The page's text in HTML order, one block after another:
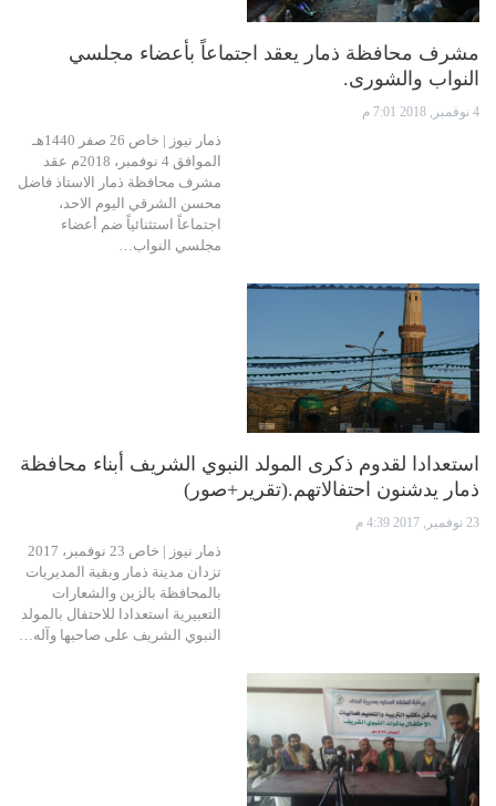
مشرف محافظة ذمار يعقد اجتماعاً بأعضاء مجلسي
النواب والشورى.
4 نوفمبر, 2018 7:01 م
ذمار نيوز | خاص 26 صفر 1440هـ
الموافق 4 نوفمبر، 2018م عقد
مشرف محافظة ذمار الاستاذ فاضل
محسن الشرقي اليوم الاحد،
اجتماعاً استثنائياً ضم أعضاء
مجلسي النواب…
استعدادا لقدوم ذكرى المولد النبوي الشريف أبناء محافظة
ذمار يدشنون احتفالاتهم.(تقرير+صور)
23 نوفمبر, 2017 4:39 م
ذمار نيوز | خاص 23 نوفمبر، 2017
تزدان مدينة ذمار وبقية المديريات
بالمحافظة بالزين والشعارات
التعبيرية استعدادا للاحتفال بالمولد
النبوي الشريف على صاحبها وآله…